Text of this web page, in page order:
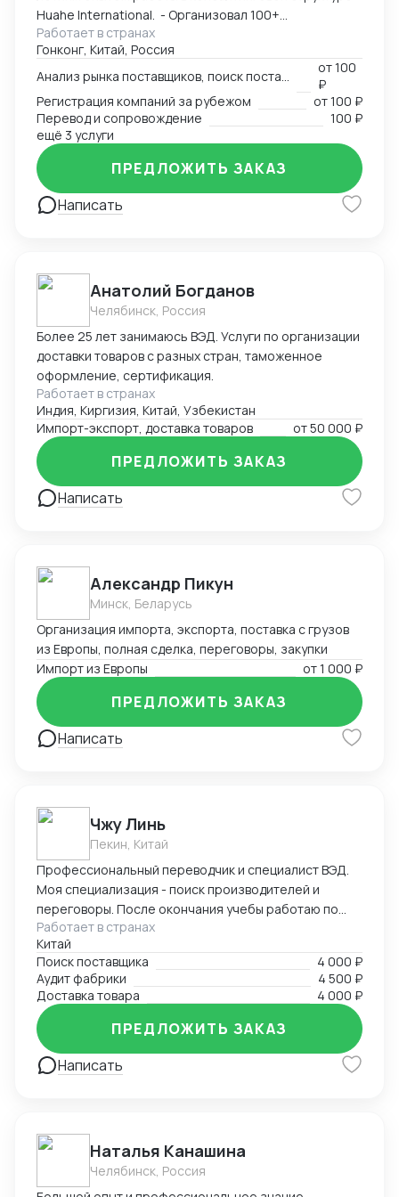
Huahe International. - Организовал 100+
узконаправленных выставок - Провел около 1000
деловых переговоров от поставщика молотков до
уровня Форбс на тему инфраструктурных инвестиций
на десятки млрд долларов Имею огромную
контактную базу: - поставщики всех направлений; -
торговые компании, работающие по параллельному
импорту; - профессиональные и производственные
ассоциации; - главы локальных отделений банков; -
частные фенчурные фонды; - сотрудники фонда
"Один пояс - один путь"; - переводчики в каждом
Работает в странах
Гонконг, Китай, Россия
от100
₽
Регистрация компаний за рубежом
от100 ₽
Перевод и сопровождение
100 ₽
ещё 3 услуги
Написать
ПРЕДЛОЖИТЬ ЗАКАЗ
Анатолий Богданов
Челябинск, Россия
Более 25 лет занимаюсь ВЭД. Услуги по организации
доставки товаров с разных стран, таможенное
оформление, сертификация.
Работает в странах
Индия, Киргизия, Китай, Узбекистан
Импорт-экспорт, доставка товаров
от50 000 ₽
Написать
ПРЕДЛОЖИТЬ ЗАКАЗ
Александр Пикун
Минск, Беларусь
Организация импорта, экспорта, поставка с грузов
из Европы, полная сделка, переговоры, закупки
Импорт из Европы
от1 000 ₽
Написать
ПРЕДЛОЖИТЬ ЗАКАЗ
Чжу Линь
Пекин, Китай
Профессиональный переводчик и специалист ВЭД.
Моя специализация - поиск производителей и
переговоры. После окончания учебы работаю по
специальности, имею большой опыт работы с
китайскими производителями, транспортными
компаниями, таможней. Была представителем
нескольких российских компаний в Китае, также
имею опыт работы на китайском производственном
предприятии. Оказываю услуги представителя в
Китае: поиск производителей, контроль качества,
доставка. С моей помощью вы гарантировано
Работает в странах
Китай
Поиск поставщика
4 000 ₽
Аудит фабрики
4 500 ₽
Доставка товара
4 000 ₽
Написать
ПРЕДЛОЖИТЬ ЗАКАЗ
Наталья Канашина
Челябинск, Россия